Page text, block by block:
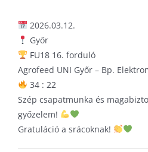
2026.03.12.
Győr
FU18 16. forduló
Agrofeed UNI Győr – Bp.
34 : 22
Szép csapatmunka és
győzelem!
Gratuláció a srácoknak!